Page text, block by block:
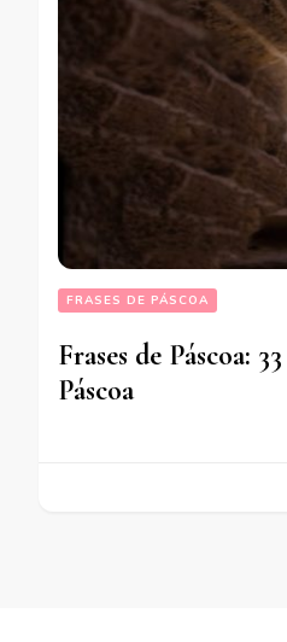
FRASES DE PÁSCOA
Frases de Páscoa:
Páscoa